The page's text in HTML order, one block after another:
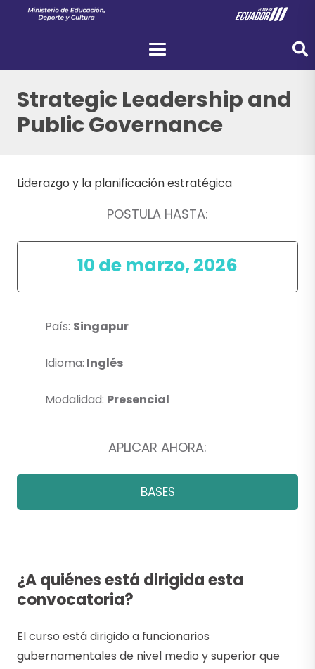
Strategic Leadership and
Public Governance
Liderazgo y la planificación estratégica
POSTULA HASTA:
10 de marzo, 2026
País: Singapur
Idioma: Inglés
Modalidad: Presencial
APLICAR AHORA:
BASES
¿A quiénes está dirigida esta
convocatoria?
El curso está dirigido a funcionarios
gubernamentales de nivel medio y superior que